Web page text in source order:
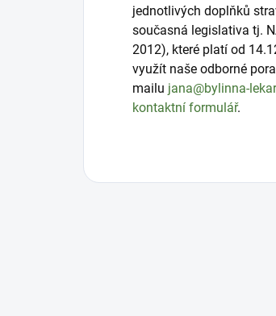
jednotlivých doplňků
současná legislativa tj.
2012), které platí od
využít naše odborné
mailu jana@bylinna-
kontaktní formulář.